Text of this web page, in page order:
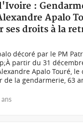
:
Apalo
ses droits à la
décoré par le PM
partir du 31
Apalo Touré,
de la gendarmerie, 63